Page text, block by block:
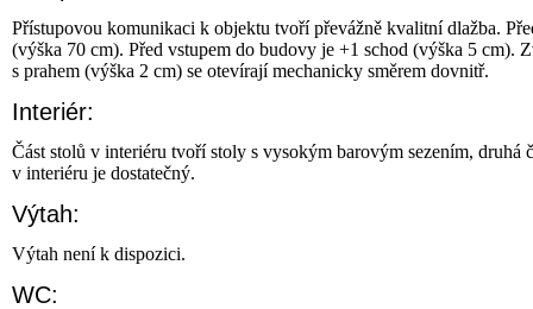
Přístupovou komunikaci k objektu tvoří převážně kvalitní dlažba.
(výška 70 cm). Před vstupem do budovy je +1 schod (výška 5 cm).
s prahem (výška 2 cm) se otevírají mechanicky směrem dovnitř.
Interiér:
Část stolů v interiéru tvoří stoly s vysokým barovým sezením, druhá
v interiéru je dostatečný.
Výtah:
Výtah není k dispozici.
WC: